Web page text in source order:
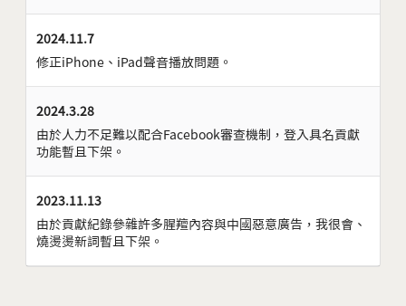
2024.11.7
修正iPhone、iPad聲音播放問題。
2024.3.28
由於人力不足難以配合Facebook審查機制，登入具名貢獻
功能暫且下架。
2023.11.13
由於貢獻紀錄參雜許多腥羶內容與中國惡意廣告，我很會、
燒燙燙新詞暫且下架。